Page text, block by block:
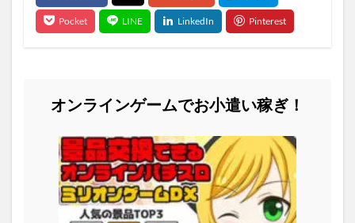
オンラインゲームでお小遣い稼ぎ！